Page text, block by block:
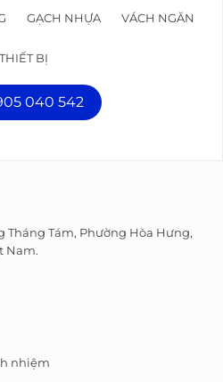
GẠCH NHỰA VÁCH NGĂN
THIẾT BỊ
040 542
Tháng Tám, Phường Hòa Hưng,
Nam.
nhiệm